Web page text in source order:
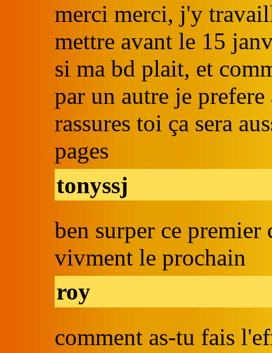
merci merci, j'y
mettre avant le 15
si ma bd plait, et
par un autre je
rassures toi ça sera
pages
tonyssj
ben surper ce
vivment le prochain
roy
comment as-tu fais